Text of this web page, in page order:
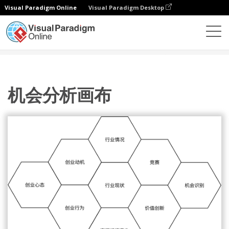
Visual Paradigm Online Visual Paradigm Desktop
机会分析画布